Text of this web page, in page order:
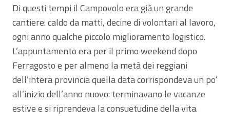
Di questi tempi il Campovolo era già un grande
cantiere: caldo da matti, decine di volontari al lavoro,
ogni anno qualche piccolo miglioramento logistico.
L’appuntamento era per il primo weekend dopo
Ferragosto e per almeno la metà dei reggiani
dell’intera provincia quella data corrispondeva un po’
all’inizio dell’anno nuovo: terminavano le vacanze
estive e si riprendeva la consuetudine della vita.